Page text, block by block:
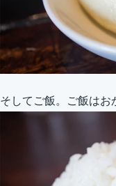
そしてご飯。ご飯はお